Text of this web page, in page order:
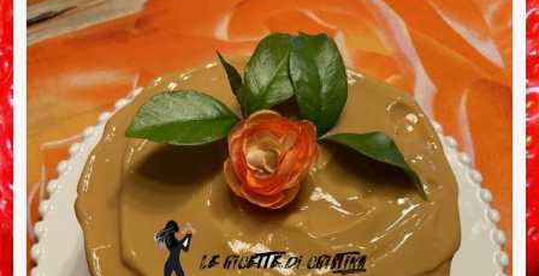
riso e crema al caramello salato